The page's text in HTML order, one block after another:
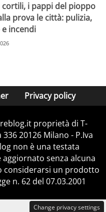
cortili, i pappi del pioppo
prova le città: pulizia,
incendi
Privacy policy
proprietà di T-
20126 Milano - P.Iva
non è una testata
senza alcuna
considerarsi un prodotto
n. 62 del 07.03.2001
Change privacy settings